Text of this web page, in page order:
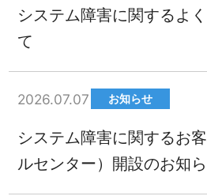
システム障害に関するよ
て
2026.07.07 お知らせ
システム障害に関するお
ルセンター）開設のお知